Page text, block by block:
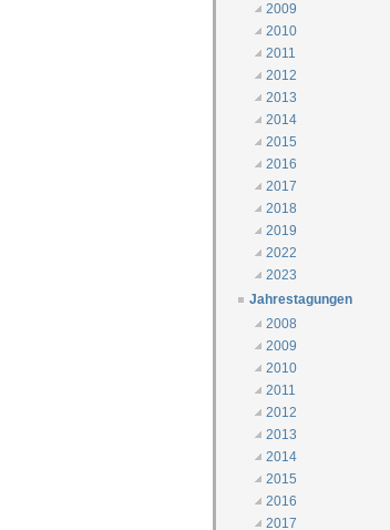
2009
2010
2011
2012
2013
2014
2015
2016
2017
2018
2019
2022
2023
Jahrestagungen
2008
2009
2010
2011
2012
2013
2014
2015
2016
2017